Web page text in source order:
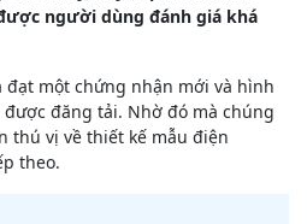
người dùng đánh giá khá
đạt một chứng nhận mới và hình
đăng tải. Nhờ đó mà chúng
thú vị về thiết kế mẫu điện
theo.